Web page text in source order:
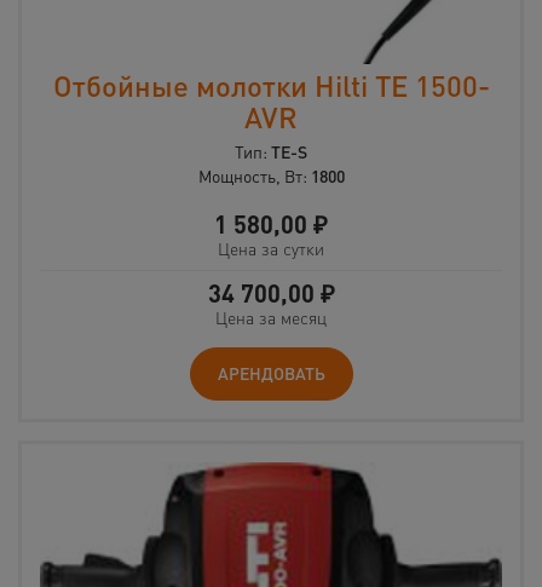
Отбойные молотки Hilti TE 1500-
AVR
Тип: TE-S
Мощность, Вт: 1800
1 580,00 ₽
Цена за сутки
34 700,00 ₽
Цена за месяц
АРЕНДОВАТЬ